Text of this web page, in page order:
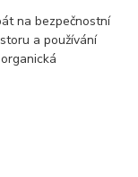
na bezpečnostní
a používání